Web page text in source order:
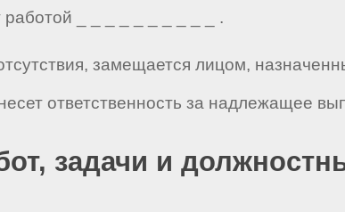
_ _ _ _ _ _ _ _ _ _ .
замещается лицом,
ответственность за надлежащее
задачи и